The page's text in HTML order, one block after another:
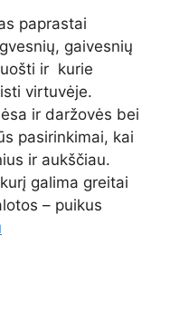
paprastai
gaivesnių
ir kurie
virtuvėje.
ir daržovės bei
pasirinkimai, kai
ir aukščiau.
galima greitai
– puikus